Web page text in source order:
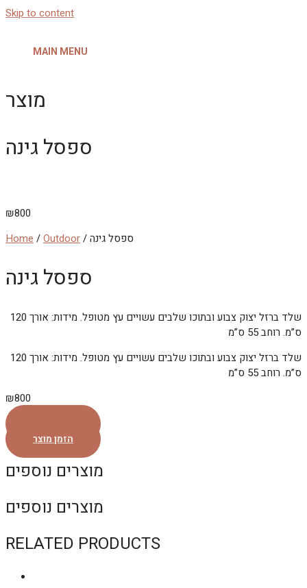
Skip to content
MAIN MENU
מוצר
ספסל גינה
₪800
Home /Outdoor / ספסל גינה
ספסל גינה
שלד ברזל יצוק צבוע ובתוכו שלבים עשויים עץ מטופל. מידות: אורך 120
ס”מ. רוחב 55 ס”מ
שלד ברזל יצוק צבוע ובתוכו שלבים עשויים עץ מטופל. מידות: אורך 120
ס”מ. רוחב 55 ס”מ
₪800
הזמן מוצר
מוצרים נוספים
מוצרים נוספים
RELATED PRODUCTS